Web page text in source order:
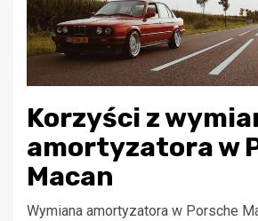
Korzyści z
amortyzatora w
Macan
Wymiana amortyzatora w Porsche